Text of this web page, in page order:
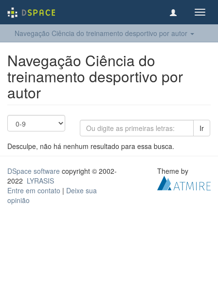
Navegação Ciência do treinamento desportivo por autor
Navegação Ciência do
treinamento desportivo por
autor
Ir
Desculpe, não há nenhum resultado para essa busca.
DSpace software copyright © 2002-
2022 LYRASIS
Entre em contato | Deixe sua
opinião
Theme by